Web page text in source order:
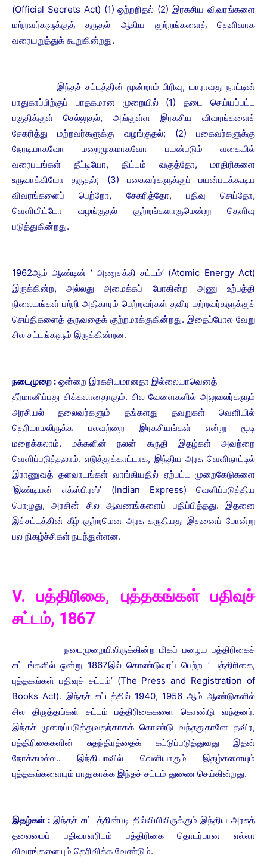
(Official Secrets Act) (1) ஒற்றறிதல் (2) இரகசிய விவரங்களை
மற்றவர்களுக்குத் தருதல் ஆகிய குற்றங்களைத் தெளிவாக
வரையறுத்துக் கூறுகின்றது.
இந்தச் சட்டத்தின் மூன்றாம் பிரிவு, யாராவது நாட்டின்
பாதுகாப்பிற்குப் பாதகமான முறையில் (1) தடை செய்யப்பட்ட
பகுதிக்குள் செல்லுதல், அங்குள்ள இரகசிய விவரங்களைச்
சேகரித்து மற்றவர்களுக்கு வழங்குதல்; (2) பகைவர்களுக்கு
நேரடியாகவோ மறைமுகமாகவோ பயன்படும் வகையில்
வரைபடங்கள் தீட்டியோ, திட்டம் வகுத்தோ, மாதிரிகளை
உருவாக்கியோ தருதல்; (3) பகைவர்களுக்குப் பயன்படக்கூடிய
விவரங்களைப் பெற்றோ, சேகரித்தோ, பதிவு செய்தோ,
வெளியிட்டோ வழங்குதல் குற்றங்களாகுமென்று தெளிவு
படுத்துகின்றது.
1962ஆம் ஆண்டின் ‘ அணுசக்தி சட்டம்’ (Atomic Energy Act)
இருக்கின்ற, அல்லது அமைக்கப் போகின்ற அணு உற்பத்தி
நிலையங்கள் பற்றி அதிகாரம் பெற்றவர்கள் தவிர மற்றவர்களுக்குச்
செய்திகளைத் தருவதைக் குற்றமாக்குகின்றது. இதைப்போல வேறு
சில சட்டங்களும் இருக்கின்றன.
நடைமுறை : ஒன்றை இரகசியமானதா இல்லையாவெனத்
தீர்மானிப்பது சிக்கலானதாகும். சில வேளைகளில் அலுவலர்களும்
அரசியல் தலைவர்களும் தங்களது தவறுகள் வெளியில்
தெரியாமலிருக்க பலவற்றை இரகசியங்கள் என்று மூடி
மறைக்கலாம். மக்களின் நலன் கருதி இதழ்கள் அவற்றை
வெளிப்படுத்தலாம். எடுத்துக்காட்டாக, இந்திய அரசு வெளிநாட்டில்
இராணுவத் தளவாடங்கள் வாங்கியதில் ஏற்பட்ட முறைகேடுகளை
‘இண்டியன் எக்ஸ்பிரஸ்’ (Indian Express) வெளிப்படுத்திய
பொழுது, அரசின் சில ஆவணங்களைப் பதிப்பித்தது. இதனை
இச்சட்டத்தின் கீழ் குற்றமென அரசு கருதியது இதனைப் போன்று
பல நிகழ்ச்சிகள் நடந்துள்ளன.
V. பத்திரிகை, புத்தகங்கள் பதிவுச்
சட்டம், 1867
நடைமுறையிலிருக்கின்ற மிகப் பழைய பத்திரிகைச்
சட்டங்களில் ஒன்று 1867இல் கொண்டுவரப் பெற்ற ‘ பத்திரிகை,
புத்தகங்கள் பதிவுச் சட்டம்’ (The Press and Registration of
Books Act). இந்தச் சட்டத்தில் 1940, 1956 ஆம் ஆண்டுகளில்
சில திருத்தங்கள் சட்டம் பத்திரிகைகளை கொண்டு வந்தனர்.
இந்தச் முறைப்படுத்துவதற்காகக் கொண்டு வந்ததுதானே தவிர,
பத்திரிகைகளின் சுதந்திரத்தைக் கட்டுப்படுத்துவது இதன்
நோக்கமல்ல.. இந்தியாவில் வெளியாகும் இதழ்களையும்
புத்தகங்களையும் பாதுகாக்க இந்தச் சட்டம் துணை செய்கின்றது.
இதழ்கள் :இந்தச் சட்டத்தின்படி தில்லியிலிருக்கும் இந்திய அரசுத்
தலைமைப் பதிவாளரிடம் பத்திரிகை தொடர்பான எல்லா
விவரங்களையும் தெரிவிக்க வேண்டும்.